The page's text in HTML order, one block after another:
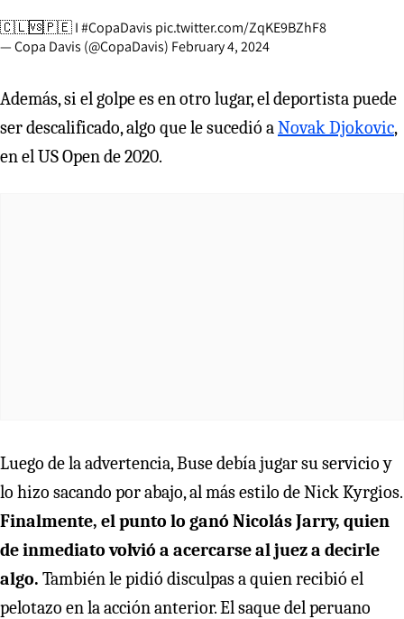
🇨🇱🆚🇵🇪 I#CopaDavis pic.twitter.com/ZqKE9BZhF8
— Copa Davis (@CopaDavis) February 4, 2024
Además, si el golpe es en otro lugar, el deportista puede
ser descalificado, algo que le sucedió aNovak Djokovic,
en el US Open de 2020.
Luego de la advertencia, Buse debía jugar su servicio y
lo hizo sacando por abajo, al más estilo de Nick Kyrgios.
Finalmente, el punto lo ganó Nicolás Jarry, quien
de inmediato volvió a acercarse al juez a decirle
algo. También le pidió disculpas a quien recibió el
pelotazo en la acción anterior. El saque del peruano